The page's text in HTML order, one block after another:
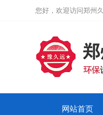
您好，欢迎访问郑州
网站首页